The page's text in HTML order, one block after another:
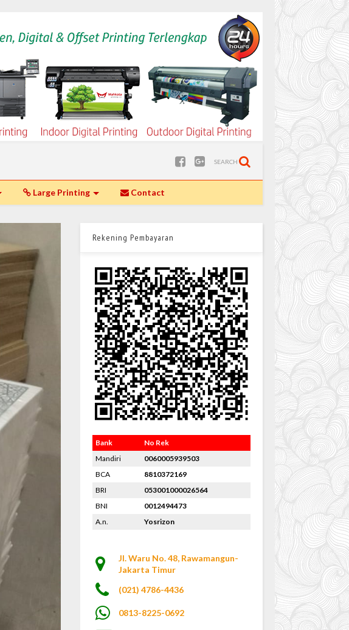
SEARCH
Large Printing Contact
Rekening Pembayaran
Bank
No Rek
Mandiri
0060005939503
BCA
8810372169
BRI
053001000026564
BNI
0012494473
A.n.
Yosrizon
Jl. Waru No. 48, Rawamangun-
Jakarta Timur
(021) 4786-4436
0813-8225-0692